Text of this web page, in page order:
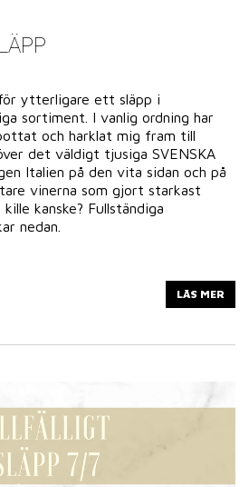
ytterligare ett släpp i
sortiment. I vanlig ordning har
och harklat mig fram till
det väldigt tjusiga SVENSKA
Italien på den vita sidan och på
vinerna som gjort starkast
kanske? Fullständiga
nedan.
LÄS MER